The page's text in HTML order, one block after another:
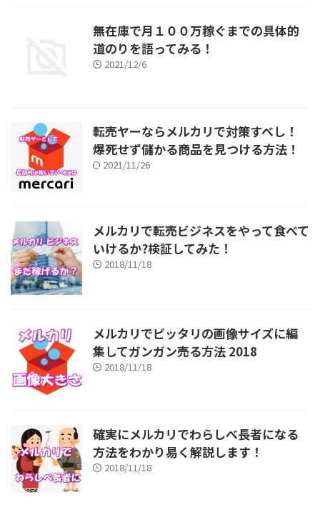
無在庫で月１００万稼ぐまでの具体的
道のりを語ってみる！
2021/12/6
転売ヤーならメルカリで対策すべし！
爆死せず儲かる商品を見つける方法！
2021/11/26
メルカリで転売ビジネスをやって食べて
いけるか?検証してみた！
2018/11/18
メルカリでピッタリの画像サイズに編
集してガンガン売る方法 2018
2018/11/18
確実にメルカリでわらしべ長者になる
方法をわかり易く解説します！
2018/11/18